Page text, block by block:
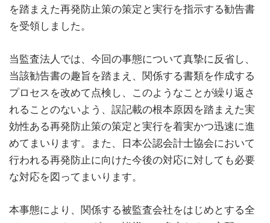
を踏まえた再発防止策の策定と実行を指示する勧告書
を受領しました。
当監査法人では、今回の事態について真摯に反省し、
当該勧告書の趣旨を踏まえ、関係する書類を作成する
プロセスを改めて点検し、このようなことが繰り返さ
れることのないよう、誤記載の根本原因を踏まえた実
効性ある再発防止策の策定と実行を着実かつ迅速に進
めてまいります。また、日本公認会計士協会において
行われる再発防止に向けた今後の対応に対しても必要
な対応を図ってまいります。
本事態により、関係する被監査会社をはじめとする全